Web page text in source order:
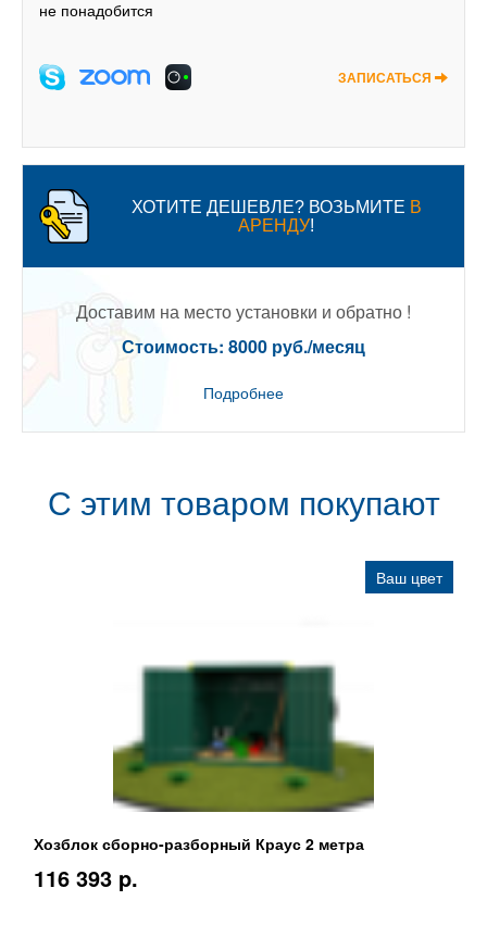
не понадобится
ЗАПИСАТЬСЯ
ХОТИТЕ ДЕШЕВЛЕ? ВОЗЬМИТЕ В
АРЕНДУ!
Доставим на место установки и обратно !
Стоимость: 8000 руб./месяц
Подробнее
С этим товаром покупают
Ваш цвет
Хозблок сборно-разборный Краус 2 метра
116 393 p.